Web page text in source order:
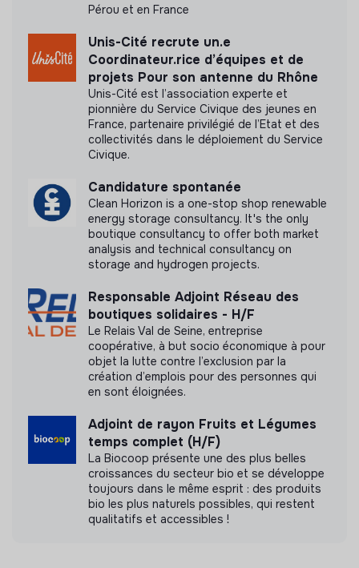
Pérou et en France
Unis-Cité recrute un.e
Coordinateur.rice d’équipes et de
projets Pour son antenne du Rhône
Unis-Cité est l’association experte et
pionnière du Service Civique des jeunes en
France, partenaire privilégié de l’Etat et des
collectivités dans le déploiement du Service
Civique.
Candidature spontanée
Clean Horizon is a one-stop shop renewable
energy storage consultancy. It's the only
boutique consultancy to offer both market
analysis and technical consultancy on
storage and hydrogen projects.
Responsable Adjoint Réseau des
boutiques solidaires - H/F
Le Relais Val de Seine, entreprise
coopérative, à but socio économique à pour
objet la lutte contre l’exclusion par la
création d’emplois pour des personnes qui
en sont éloignées.
Adjoint de rayon Fruits et Légumes
temps complet (H/F)
La Biocoop présente une des plus belles
croissances du secteur bio et se développe
toujours dans le même esprit : des produits
bio les plus naturels possibles, qui restent
qualitatifs et accessibles !